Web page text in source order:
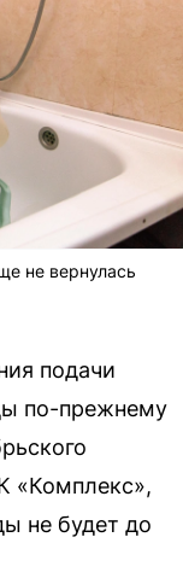
не вернулась
подачи
по-прежнему
«Комплекс»,
не будет до